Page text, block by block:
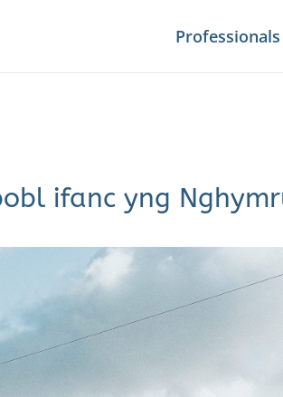
Professionals
ifanc yng